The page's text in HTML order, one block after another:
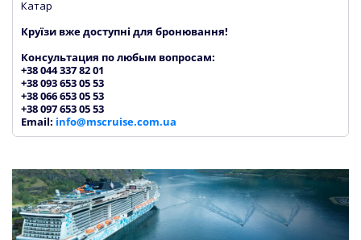
Катар
Круїзи вже доступні для бронювання!
Консультация по любым вопросам:
+38 044 337 82 01
+38 093 653 05 53
+38 066 653 05 53
+38 097 653 05 53
Email: info@mscruise.com.ua